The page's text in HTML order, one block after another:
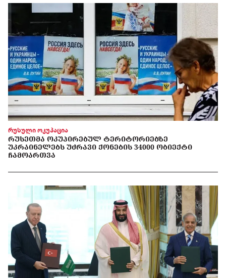
რუსული ოკუპაცია
ᲠᲣᲡᲔᲗᲛᲐ ᲝᲙᲣᲞᲘᲠᲔᲑᲣᲚ ᲢᲔᲠᲘᲢᲝᲠᲘᲔᲑᲖᲔ
ᲣᲙᲠᲐᲘᲜᲔᲚᲔᲑᲡ ᲣᲫᲠᲐᲕᲘ ᲥᲝᲜᲔᲑᲘᲡ 34000 ᲝᲑᲘᲔᲥᲢᲘ
ᲩᲐᲛᲝᲐᲠᲗᲕᲐ